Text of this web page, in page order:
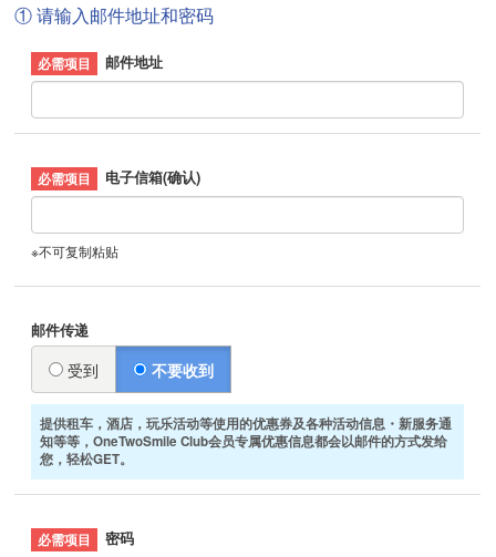
① 请输入邮件地址和密码
邮件地址
电子信箱(确认)
※不可复制粘贴
邮件传递
受到 不要收到
提供租车，酒店，玩乐活动等使用的优惠券及各种活动信息・新服务通
知等等，OneTwoSmile Club会员专属优惠信息都会以邮件的方式发给
您，轻松GET。
密码